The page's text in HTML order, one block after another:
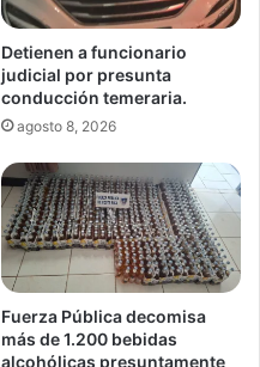
Detienen a funcionario
judicial por presunta
conducción temeraria.
agosto 8, 2026
Fuerza Pública decomisa
más de 1.200 bebidas
alcohólicas presuntamente